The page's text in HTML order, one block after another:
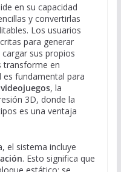
en su capacidad
y convertirlas
Los usuarios
para generar
sus propios
transforme en
es fundamental para
videojuegos, la
3D, donde la
es una ventaja
el sistema incluye
. Esto significa que